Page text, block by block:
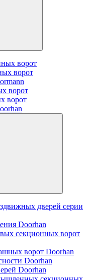
ворот
ворот
ворот
ворот
дверей серии
Doorhan
секционных ворот
ворот Doorhan
Doorhan
Doorhan